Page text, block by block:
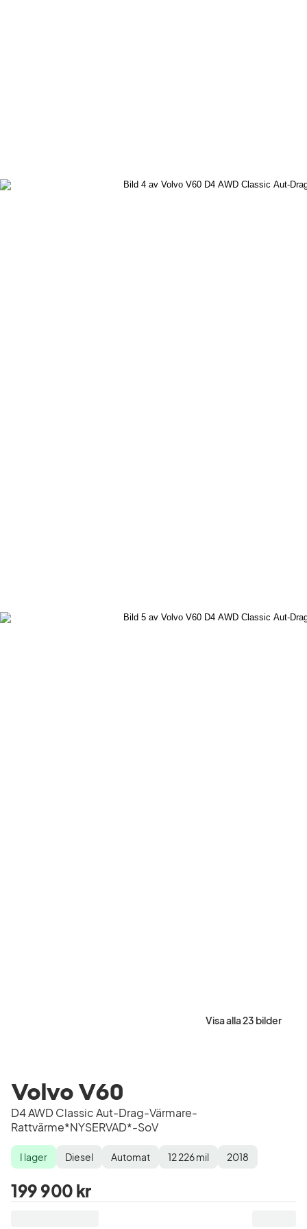
Visa alla 23 bilder
Volvo V60
D4 AWD Classic Aut-Drag-Värmare-
Rattvärme*NYSERVAD*-SoV
Lagerstatus
I lager
Drivmedel Diesel
Växellåda Automat
Mätarställning 12 226mil
Modellår 2018
199 900 kr